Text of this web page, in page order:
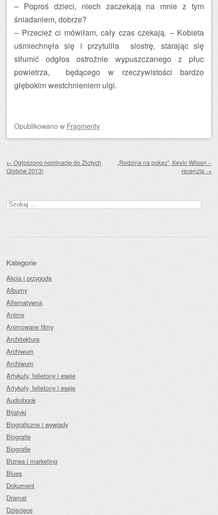
– Poproś dzieci, niech zaczekają na mnie z tym
śniadaniem, dobrze?
– Przecież ci mówiłam, cały czas czekają. – Kobieta
uśmiechnęła się i przytuliła siostrę, starając się
stłumić odgłos ostrożnie wypuszczanego z płuc
powietrza, będącego w rzeczywistości bardzo
głębokim westchnieniem ulgi.
Opublikowanow Fragmenty
← Ogłoszono nominacje do Złotych
Globów 2013!
„Rodzina na pokaz”, Kevin Wilson –
recenzja →
Szukaj:
Kategorie
Akcja i przygoda
Albumy
Alternatywna
Anime
Animowane filmy
Architektura
Archiwum
Archiwum
Artykuły, felietony i eseje
Artykuły, felietony i eseje
Audiobook
Bijatyki
Biograficzne i wywiady
Biografie
Biografie
Biznes i marketing
Blues
Dokument
Dramat
Dziecięce